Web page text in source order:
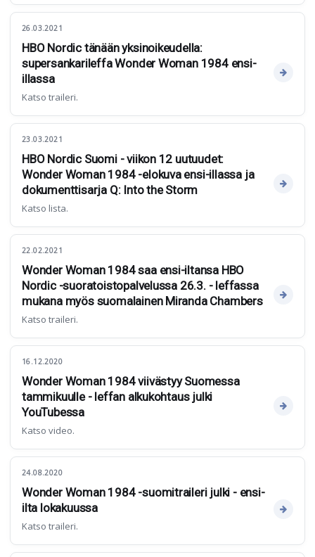
26.03.2021
HBO Nordic tänään yksinoikeudella:
supersankarileffa Wonder Woman 1984 ensi-
illassa
Katso traileri.
23.03.2021
HBO Nordic Suomi - viikon 12 uutuudet:
Wonder Woman 1984 -elokuva ensi-illassa ja
dokumenttisarja Q: Into the Storm
Katso lista.
22.02.2021
Wonder Woman 1984 saa ensi-iltansa HBO
Nordic -suoratoistopalvelussa 26.3. - leffassa
mukana myös suomalainen Miranda Chambers
Katso traileri.
16.12.2020
Wonder Woman 1984 viivästyy Suomessa
tammikuulle - leffan alkukohtaus julki
YouTubessa
Katso video.
24.08.2020
Wonder Woman 1984 -suomitraileri julki - ensi-
ilta lokakuussa
Katso traileri.